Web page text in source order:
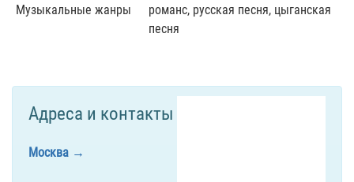
Музыкальные жанры
романс, русская песня, цыганская
песня
Адреса и контакты
Москва